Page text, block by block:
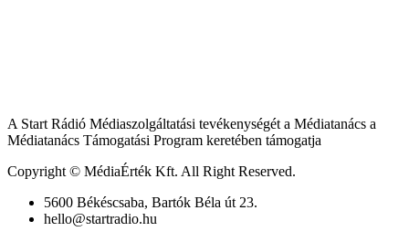
A Start Rádió Médiaszolgáltatási tevékenységét a Médiatanács a
Médiatanács Támogatási Program keretében támogatja
Copyright © MédiaÉrték Kft. All Right Reserved.
5600 Békéscsaba, Bartók Béla út 23.
hello@startradio.hu